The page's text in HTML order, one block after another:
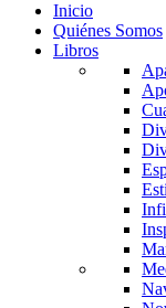
Inicio
Quiénes Somos
Libros